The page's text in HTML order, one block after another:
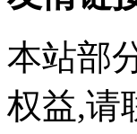
本站部
权益,请